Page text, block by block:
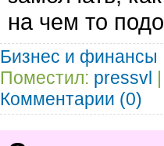
на чем то
Бизнес и финансы
Поместил: pressvl
Комментарии (0)